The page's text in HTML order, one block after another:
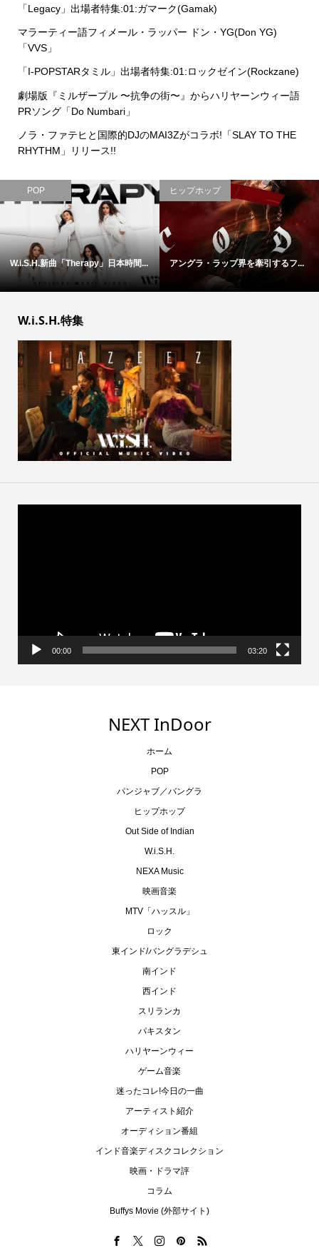
「Legacy」出場者特集:01:ガマーク(Gamak)
マラーティー語フィメール・ラッパー ドン・YG(Don YG)
「VVS」
「I-POPSTARタミル」出場者特集:01:ロックゼイン(Rockzane)
劇場版『ミルザープル 〜抗争の街〜』からハリヤーンウィー語
PRソング「Do Numbari」
ノラ・ファテヒと国際的DJのMAI3Zがコラボ!「SLAY TO THE
RHYTHM」リリース!!
POP
W.i.S.H.新曲「Therapy」日本時間...
ヒップホップ
アングラ・ラップ界を牽引するフ...
W.i.S.H.特集
00:00 03:20
NEXT InDoor
ホーム
POP
パンジャブ／バングラ
ヒップホップ
Out Side of Indian
W.i.S.H.
NEXA Music
映画音楽
MTV「ハッスル」
ロック
東インド/バングラデシュ
南インド
西インド
スリランカ
パキスタン
ハリヤーンウィー
ゲーム音楽
迷ったコレ!今日の一曲
アーティスト紹介
オーディション番組
インド音楽ディスクコレクション
映画・ドラマ評
コラム
Buffys Movie (外部サイト)